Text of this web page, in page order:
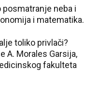
neba i
i matematika.
toliko privlači?
A. Morales Garsija,
fakulteta